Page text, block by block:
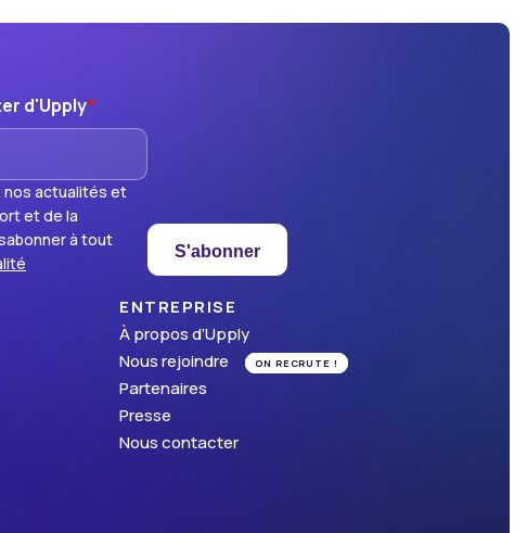
d'Upply*
nos actualités et
et de la
à tout
S'abonner
ENTREPRISE
À propos d’Upply
Nous rejoindre
ON RECRUTE !
Partenaires
Presse
Nous contacter